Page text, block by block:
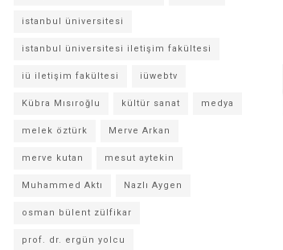
istanbul üniversitesi
istanbul üniversitesi iletişim fakültesi
iü iletişim fakültesi iüwebtv
Kübra Mısıroğlu kültür sanat medya
melek öztürk Merve Arkan
merve kutan mesut aytekin
Muhammed Aktı Nazlı Aygen
osman bülent zülfikar
prof. dr. ergün yolcu